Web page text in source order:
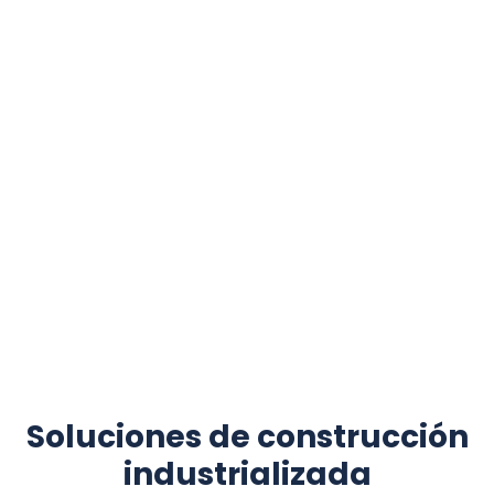
Soluciones de construcción
industrializada